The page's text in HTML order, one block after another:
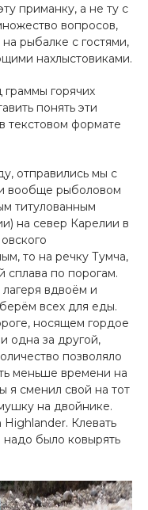
приманку, а не ту с
вопросов,
рыбалке с гостями,
нахлыстовиками.
горячих
понять эти
текстовом формате
отправились мы с
вообще рыболовом
титулованным
на север Карелии в
то на речку Тумча,
сплава по порогам.
вдвоём и
всех для еды.
носящем гордое
одна за другой,
позволяло
меньше времени на
я сменил свой на тот
на двойнике.
Клевать
надо было ковырять